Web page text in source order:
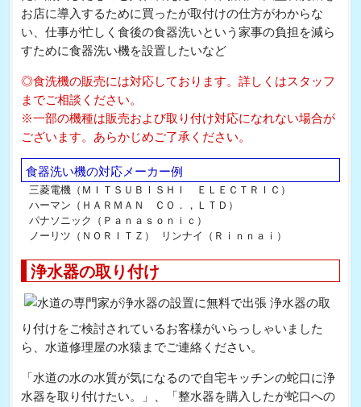
お店に導入するために買ったが取付けの仕方がわからな
い、仕事が忙しく食後の食器洗いという家事の負担を減ら
すために食器洗い機を設置したいなど
◎食洗機の販売には対応しております。詳しくはスタッフ
までご相談ください。
※一部の機種は販売および取り付け対応になれない場合が
ございます。あらかじめご了承ください。
食器洗い機の対応メーカー例
三菱電機（ＭＩＴＳＵＢＩＳＨＩ ＥＬＥＣＴＲＩＣ）
ハーマン（ＨＡＲＭＡＮ ＣＯ．，ＬＴＤ）
パナソニック（Ｐａｎａｓｏｎｉｃ）
ノーリツ（ＮＯＲＩＴＺ）
リンナイ（Ｒｉｎｎａｉ）
浄水器の取り付け
浄水器の取
り付けをご検討されているお客様がいらっしゃいました
ら、水道修理屋の水猿までご連絡ください。
「水道の水の水質が気になるので自宅キッチンの蛇口に浄
水器を取り付けたい。」、「整水器を購入したが蛇口への